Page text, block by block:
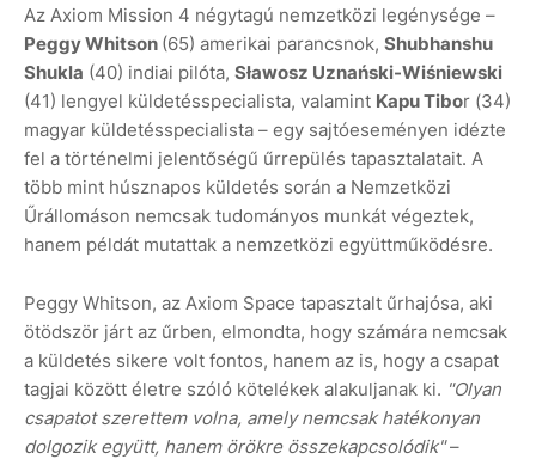
Az Axiom Mission 4 négytagú nemzetközi legénysége –
Peggy Whitson (65) amerikai parancsnok, Shubhanshu
Shukla (40) indiai pilóta, Sławosz Uznański-Wiśniewski
(41) lengyel küldetésspecialista, valamint Kapu Tibor (34)
magyar küldetésspecialista – egy sajtóeseményen idézte
fel a történelmi jelentőségű űrrepülés tapasztalatait. A
több mint húsznapos küldetés során a Nemzetközi
Űrállomáson nemcsak tudományos munkát végeztek,
hanem példát mutattak a nemzetközi együttműködésre.
Peggy Whitson, az Axiom Space tapasztalt űrhajósa, aki
ötödször járt az űrben, elmondta, hogy számára nemcsak
a küldetés sikere volt fontos, hanem az is, hogy a csapat
tagjai között életre szóló kötelékek alakuljanak ki. "Olyan
csapatot szerettem volna, amely nemcsak hatékonyan
dolgozik együtt, hanem örökre összekapcsolódik"–